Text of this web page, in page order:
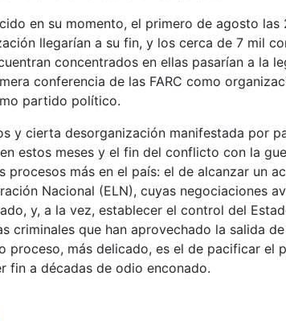
en su momento, el primero de agosto las
llegarían a su fin, y los cerca de 7 mil
concentrados en ellas pasarían a la
conferencia de las FARC como
partido político.
y cierta desorganización manifestada por
estos meses y el fin del conflicto con la
procesos más en el país: el de alcanzar un
Nacional (ELN), cuyas negociaciones
y, a la vez, establecer el control del
criminales que han aprovechado la salida de
proceso, más delicado, es el de pacificar el
fin a décadas de odio enconado.